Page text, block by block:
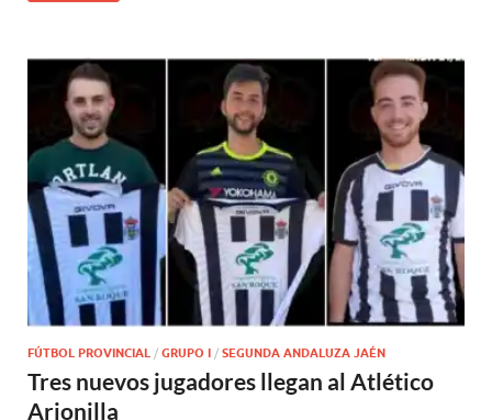
FÚTBOL PROVINCIAL / GRUPO I / SEGUNDA ANDALUZA JAÉN
Tres nuevos jugadores llegan al Atlético
Arjonilla